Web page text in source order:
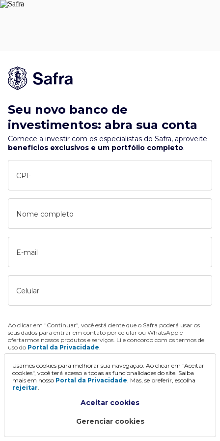
Seu novo banco de
investimentos: abra sua conta
Comece a investir com os especialistas do Safra, aproveite
benefícios exclusivos e um portfólio completo.
CPF
Nome completo
E-mail
Celular
Ao clicar em "Continuar", você está ciente que o Safra poderá usar os
seus dados para entrar em contato por celular ou WhatsApp e
ofertarmos nossos produtos e serviços. Li e concordo com os termos de
uso do Portal da Privacidade.
Continuar
Usamos cookies para melhorar sua navegação. Ao clicar em "Aceitar
cookies", você terá acesso a todas as funcionalidades do site. Saiba
mais em nosso Portal da Privacidade. Mas, se preferir, escolha
rejeitar.
Aceitar cookies
Gerenciar cookies